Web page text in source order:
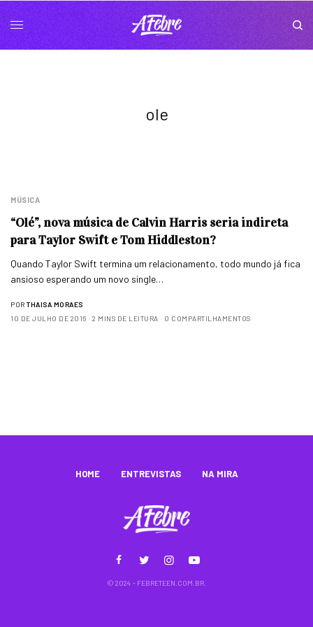
ole
MÚSICA
“Olé”, nova música de Calvin Harris seria indireta
para Taylor Swift e Tom Hiddleston?
Quando Taylor Swift termina um relacionamento, todo mundo já fica
ansioso esperando um novo single…
POR THAISA MORAES
10 DE JULHO DE 2016
2 MINS DE LEITURA 0 COMPARTILHAMENTOS
HOME ENTREVISTAS NA MIRA
© 2024 - FEBRETEEN.COM.BR.